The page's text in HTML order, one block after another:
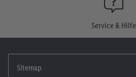
Service & Hilfe
Sitemap